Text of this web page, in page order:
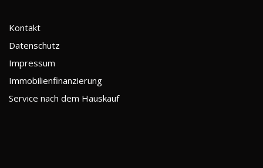
Kontakt
Datenschutz
Impressum
Immobilienfinanzierung
Service nach dem Hauskauf